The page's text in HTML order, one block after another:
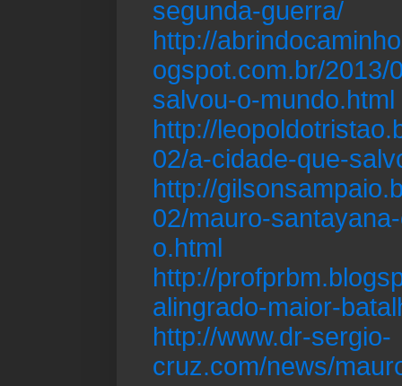
segunda-guerra/
http://
ogspot.com.br/2013/
salvou-o-mundo.html
http://
02/a-cidade-que-
http://
02/mauro-
o.html
http://
alingrado-maior-
http://www.dr-sergio-
cruz.com/news/